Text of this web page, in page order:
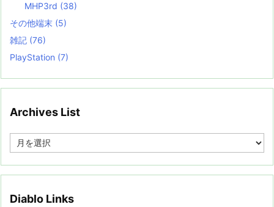
MHP3rd (38)
その他端末 (5)
雑記 (76)
PlayStation (7)
Archives List
e
Diablo Links